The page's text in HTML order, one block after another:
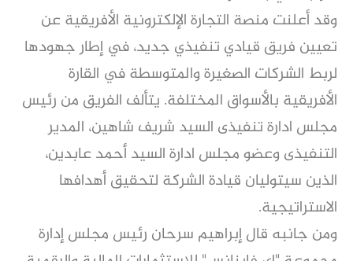
وقد أعلنت منصة التجارة الإلكترونية الأفريقية عن
تعيين فريق قيادي تنفيذي جديد، في إطار جهودها
لربط الشركات الصغيرة والمتوسطة في القارة
الأفريقية بالأسواق المختلفة. يتألف الفريق من رئيس
مجلس ادارة تنفيذى السيد شريف شاهين، المدير
التنفيذى وعضو مجلس ادارة السيد أحمد عابدين،
الذين سيتوليان قيادة الشركة لتحقيق أهدافها
الاستراتيجية.
ومن جانبه قال إبراهيم سرحان رئيس مجلس إدارة